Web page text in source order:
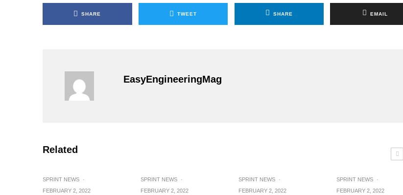
SHARE TWEET SHARE EMAIL
EasyEngineeringMag
Related
SPRINT NEWS
·
FEBRUARY 2, 2022
SPRINT NEWS
·
FEBRUARY 2, 2022
SPRINT NEWS
·
FEBRUARY 2, 2022
SPRINT NEWS
·
FEBRUARY 2, 2022